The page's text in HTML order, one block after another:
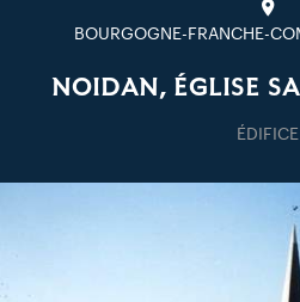
BOURGOGNE-FRANCHE-
NOIDAN, ÉGLISE
ÉDIFICE